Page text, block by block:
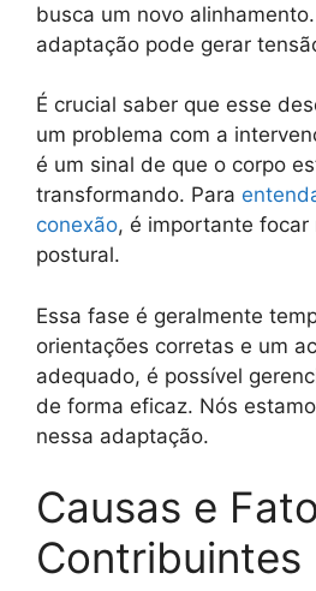
busca um novo
adaptação pode gerar
É crucial saber que esse
um problema com a
é um sinal de que o corpo
transformando. Para
conexão, é importante focar
postural.
Essa fase é geralmente
orientações corretas e um
adequado, é possível
de forma eficaz. Nós
nessa adaptação.
Causas e
Contribuintes